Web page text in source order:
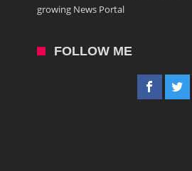
growing News Portal
FOLLOW ME